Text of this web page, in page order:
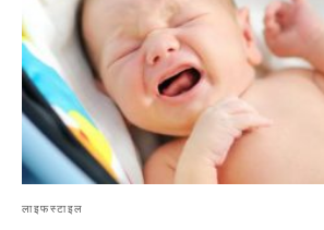
लाइफस्टाइल